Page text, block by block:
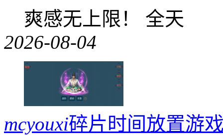
爽感无上限！ 全天
2026-08-04
mcyouxi碎片时间放置游